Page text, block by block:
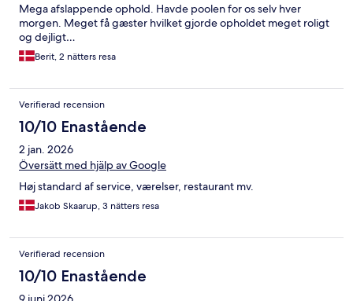
Mega afslappende ophold. Havde poolen for os selv hver
morgen. Meget få gæster hvilket gjorde opholdet meget roligt
og dejligt…
Berit, 2 nätters resa
Verifierad recension
10/10 Enastående
2 jan. 2026
Översätt med hjälp av Google
Høj standard af service, værelser, restaurant mv.
Jakob Skaarup, 3 nätters resa
Verifierad recension
10/10 Enastående